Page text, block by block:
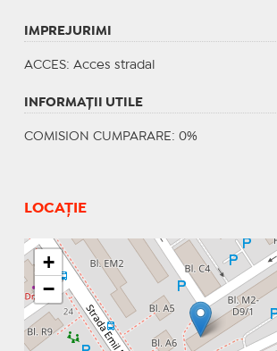
IMPREJURIMI
ACCES: Acces stradal
INFORMAŢII UTILE
COMISION CUMPARARE: 0%
LOCAȚIE
+
−